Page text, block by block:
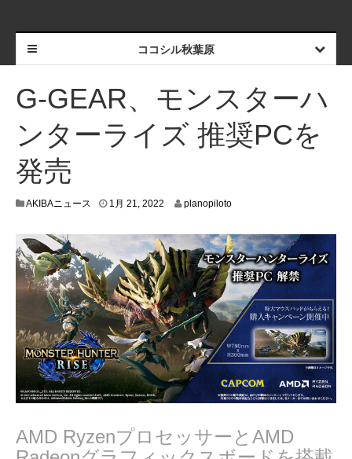
ココシル秋葉原
G-GEAR、モンスターハ
ンターライズ 推奨PCを
発売
AKIBAニュース 1月 21, 2022
9
,
2
0
2
2
planopiloto
AMD RyzenプロセッサーとAMD